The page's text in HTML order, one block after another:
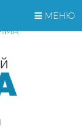
МЕНЮ
И СРОКИ